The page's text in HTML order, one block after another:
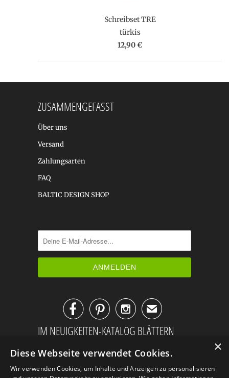
Schreibset TRE
türkis
12,90 €
ZUSAMMENGEFASST
Über uns
Versand
Zahlungsarten
FAQ
BALTIC DESIGN SHOP
✉
IM NEUIGKEITEN-KATALOG BLÄTTERN
×
Diese Webseite verwendet Cookies.
Wir verwenden Cookies, um Inhalte und Anzeigen zu personalisieren